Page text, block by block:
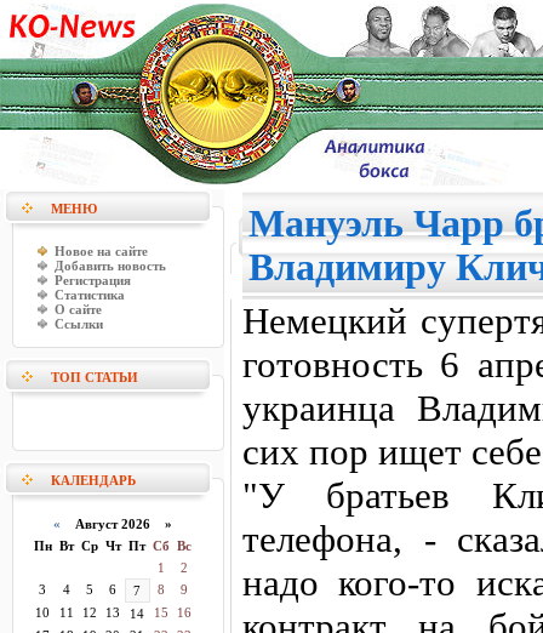
МЕНЮ
Новое на сайте
Добавить новость
Регистрация
Статистика
О сайте
Ссылки
ТОП СТАТЬИ
КАЛЕНДАРЬ
« Август 2026 »
Пн Вт Ср Чт Пт Сб Вс
1
2
3
4 5 6 7 8
9
10
11 12 13 14 15
16
Мануэль Чарр
Владимиру
Немецкий
готовность 6
украинца
сих пор ищет
"У братьев
телефона, -
надо кого-то